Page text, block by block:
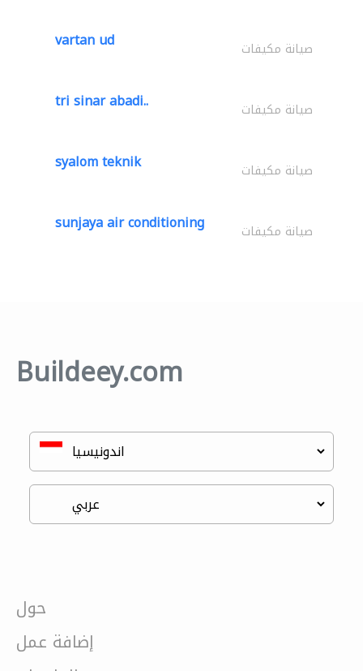
vartan ud صيانة مكيفات
tri sinar abadi.. صيانة مكيفات
syalom teknik صيانة مكيفات
sunjaya air conditioning صيانة مكيفات
Buildeey.com
حول
إضافة عمل